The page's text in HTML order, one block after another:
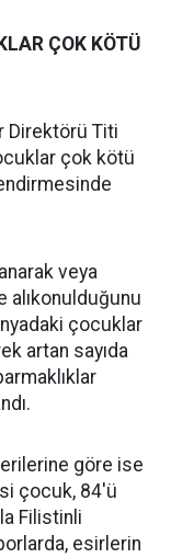
ÇOK KÖTÜ
Direktörü Titi
çok kötü
veya
alıkonulduğunu
çocuklar
artan sayıda
göre ise
çocuk, 84'ü
Filistinli
esirlerin